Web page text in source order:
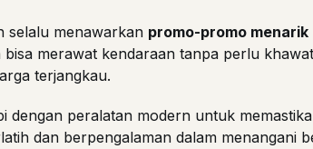
selalu menawarkan promo-promo menarik
merawat kendaraan tanpa perlu
terjangkau.
dengan peralatan modern untuk
dan berpengalaman dalam menangani